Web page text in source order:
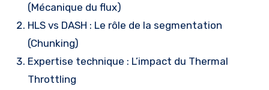
(Mécanique du flux)
HLS vs DASH : Le rôle de la segmentation
(Chunking)
Expertise technique : L’impact du Thermal
Throttling